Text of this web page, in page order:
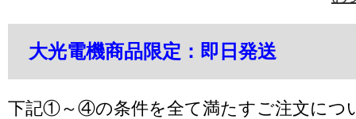
大光電機商品限定：即日発送
下記①～④の条件を全て満たすご注文につ